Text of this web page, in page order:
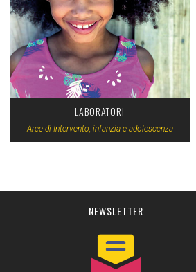
VIEW
LABORATORI
Aree di Intervento, infanzia e adolescenza
NEWSLETTER